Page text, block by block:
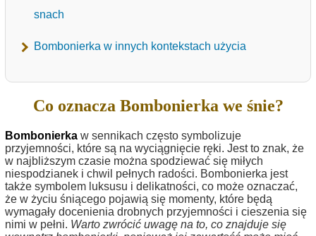
snach
Bombonierka w innych kontekstach użycia
Co oznacza Bombonierka we śnie?
Bombonierka w sennikach często symbolizuje
przyjemności, które są na wyciągnięcie ręki. Jest to znak, że
w najbliższym czasie można spodziewać się miłych
niespodzianek i chwil pełnych radości. Bombonierka jest
także symbolem luksusu i delikatności, co może oznaczać,
że w życiu śniącego pojawią się momenty, które będą
wymagały docenienia drobnych przyjemności i cieszenia się
nimi w pełni. Warto zwrócić uwagę na to, co znajduje się